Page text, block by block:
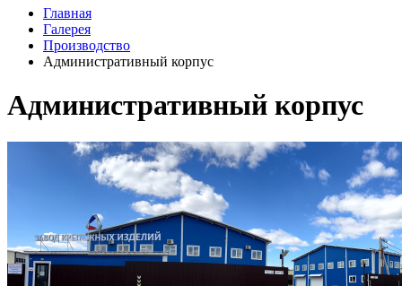
Главная
Галерея
Производство
Административный корпус
Административный корпус